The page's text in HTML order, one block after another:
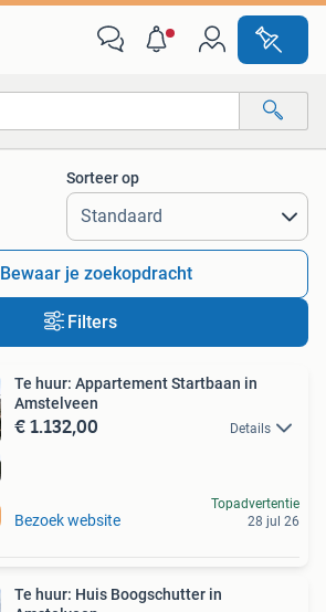
Alle afstanden…
Sorteer op
Bewaar je zoekopdracht
Filters
Te huur: Appartement Startbaan in
Amstelveen
€ 1.132,00 Details
Bezoek website
Topadvertentie
28 jul 26
Te huur: Huis Boogschutter in